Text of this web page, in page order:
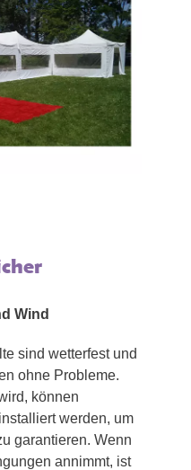
Wind
sind wetterfest und
ohne Probleme.
können
werden, um
garantieren. Wenn
annimmt, ist